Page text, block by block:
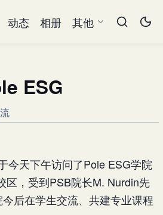
动态 相册 其他
ESG
今天下午访问了Pole ESG学院
区，受到PSB院长M. Nurdin先
后在学生交流、共建专业课程